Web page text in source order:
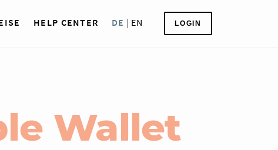
HELP CENTER DE | EN LOGIN
Wallet